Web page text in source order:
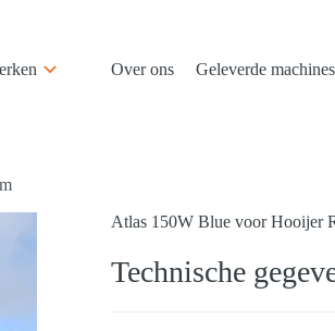
Over ons Geleverde machines
Atlas 150W Blue voor Hooijer
Technische